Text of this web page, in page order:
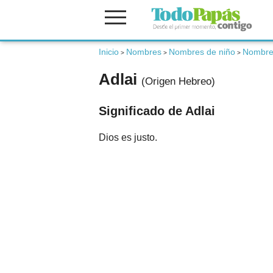
Inicio > Nombres > Nombres de niño >
Adlai (Origen Hebreo)
Significado de Adlai
Dios es justo.